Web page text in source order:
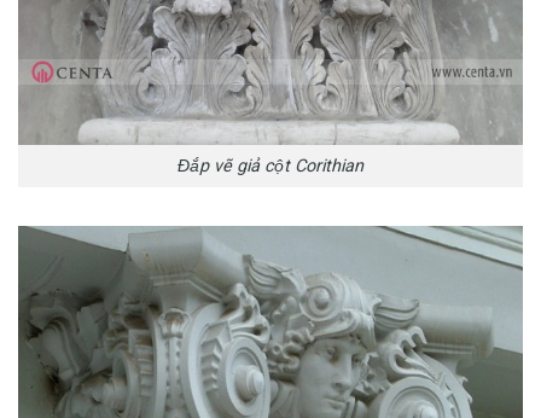
Đắp vẽ giả cột Corithian